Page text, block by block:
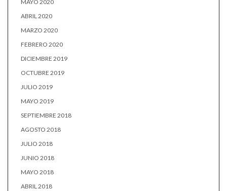
MAYO 2020
ABRIL 2020
MARZO 2020
FEBRERO 2020
DICIEMBRE 2019
OCTUBRE 2019
JULIO 2019
MAYO 2019
SEPTIEMBRE 2018
AGOSTO 2018
JULIO 2018
JUNIO 2018
MAYO 2018
ABRIL 2018